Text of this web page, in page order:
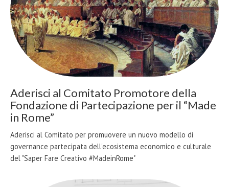
Aderisci al Comitato Promotore della
Fondazione di Partecipazione per il “Made
in Rome”
Aderisci al Comitato per promuovere un nuovo modello di
governance partecipata dell'ecosistema economico e culturale
del "Saper Fare Creativo #MadeinRome"